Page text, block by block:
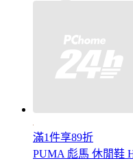
滿1件享89折
PUMA 彪馬 休閒鞋